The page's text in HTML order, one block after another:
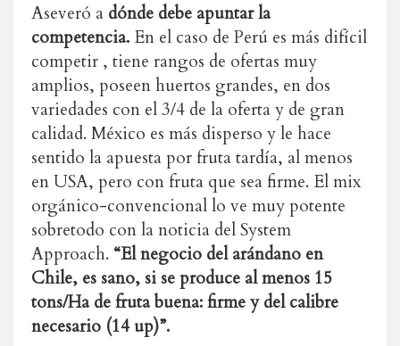
Aseveró a dónde debe apuntar la
competencia.En el caso de Perú es más difícil
competir , tiene rangos de ofertas muy
amplios, poseen huertos grandes, en dos
variedades con el 3/4 de la oferta y de gran
calidad. México es más disperso y le hace
sentido la apuesta por fruta tardía, al menos
en USA, pero con fruta que sea firme. El mix
orgánico-convencional lo ve muy potente
sobretodo con la noticia del System
Approach. “El negocio del arándano en
Chile, es sano, si se produce al menos 15
tons/Ha de fruta buena: firme y del calibre
necesario (14 up)”.